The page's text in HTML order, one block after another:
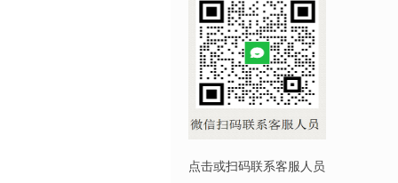
点击或扫码联系客服人员